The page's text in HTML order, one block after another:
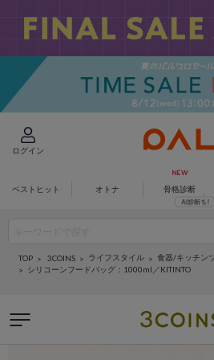
ログイン
ベストヒット オトナ 骨格診断
TOP 3COINS ライフスタイル 食器/キッチン
シリコーンフードバッグ：1000ml／KITINTO